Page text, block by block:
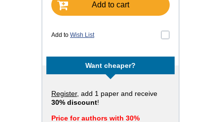
Add to cart
Add to Wish List
Want cheaper?
Register, add 1 paper and receive
30% discount!
Price for authors with 30%